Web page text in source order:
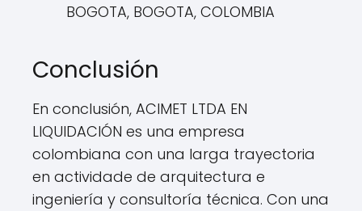
BOGOTA, BOGOTA, COLOMBIA
Conclusión
En conclusión, ACIMET LTDA EN
LIQUIDACIÓN es una empresa
colombiana con una larga trayectoria
en actividade de arquitectura e
ingeniería y consultoría técnica. Con una